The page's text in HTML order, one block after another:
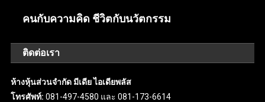
คนกับความคิด ชีวิตกับนวัตกรรม
ติดต่อเรา
ห้างหุ้นส่วนจำกัด มีเดีย ไอเดียพลัส
โทรศัพท์: 081-497-4580 และ 081-173-6614